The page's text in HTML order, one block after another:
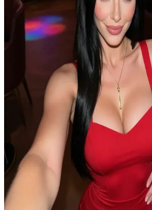
Angela Palmer
Angela Palmer, de elegante en geraffineerde
Angela Palmer bevindt zich laat op de avond
elegant gekleed, terwijl haar echtgenoot in
privéruimte wacht en haar vol spanning
zijn hand. Je vangt haar blik terwijl je aan de
stijlvolle bijeenkomst.